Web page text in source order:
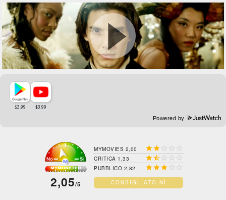
Powered by
2,05/5
MYMOVIES 2,00    
CRITICA 1,33    
PUBBLICO 2,82   
CONSIGLIATO NÌ